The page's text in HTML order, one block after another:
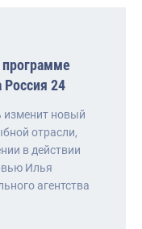
Россия 24
новый
отрасли,
в действии
Илья
агентства